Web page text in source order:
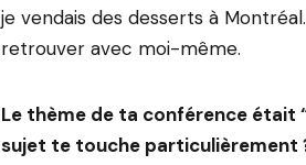
je vendais des desserts à
retrouver avec moi-même.
Le thème de ta conférence était
sujet te touche particulièrement